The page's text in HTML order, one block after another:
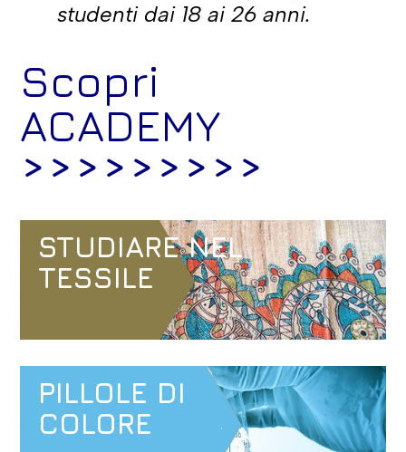
studenti dai 18 ai 26 anni.
Scopri
ACADEMY
>>>>>>>>>
STUDIARE NEL
TESSILE
PILLOLE DI
COLORE